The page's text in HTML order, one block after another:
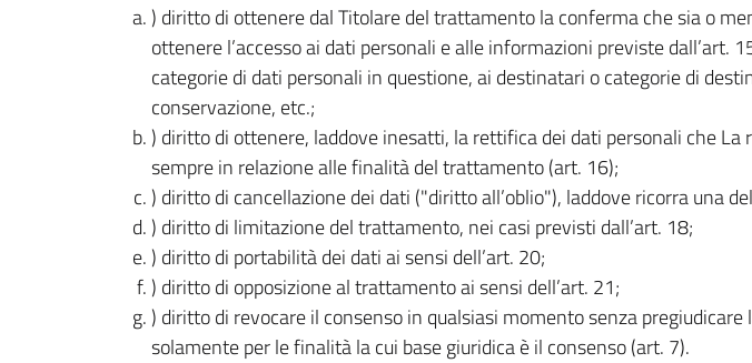
) diritto di ottenere dal Titolare del trattamento la conferma che sia o
ottenere l’accesso ai dati personali e alle informazioni previste
categorie di dati personali in questione, ai destinatari o categorie di
conservazione, etc.;
) diritto di ottenere, laddove inesatti, la rettifica dei dati personali che
sempre in relazione alle finalità del trattamento (art. 16);
) diritto di cancellazione dei dati ("diritto all’oblio"), laddove ricorra una
) diritto di limitazione del trattamento, nei casi previsti dall’art. 18;
) diritto di portabilità dei dati ai sensi dell’art. 20;
) diritto di opposizione al trattamento ai sensi dell’art. 21;
) diritto di revocare il consenso in qualsiasi momento senza
solamente per le finalità la cui base giuridica è il consenso (art. 7).